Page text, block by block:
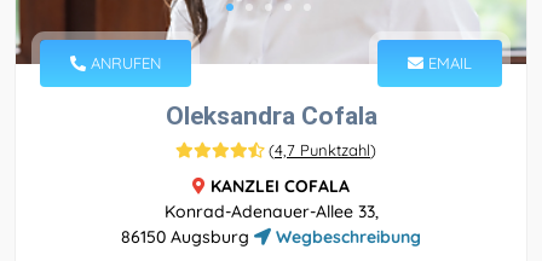
ANRUFEN EMAIL
Oleksandra Cofala
(4,7 Punktzahl)
KANZLEI COFALA
Konrad-Adenauer-Allee 33,
86150 Augsburg
Wegbeschreibung